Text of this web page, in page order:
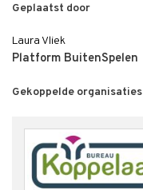
Geplaatst door
Laura Vliek
Platform BuitenSpelen
Gekoppelde organisaties